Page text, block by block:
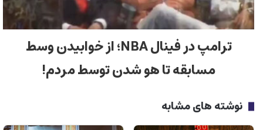
ترامپ در فینال NBA؛ از خوابیدن وسط
مسابقه تا هو شدن توسط مردم!
نوشته های مشابه